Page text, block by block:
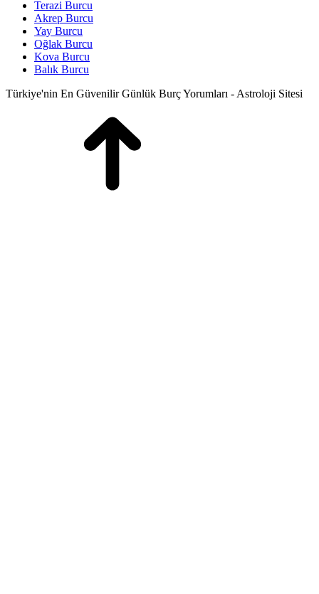
Terazi Burcu
Akrep Burcu
Yay Burcu
Oğlak Burcu
Kova Burcu
Balık Burcu
Türkiye'nin En Güvenilir Günlük Burç Yorumları - Astroloji Sitesi